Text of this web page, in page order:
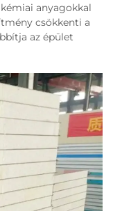
anyagokkal
csökkenti a
az épület